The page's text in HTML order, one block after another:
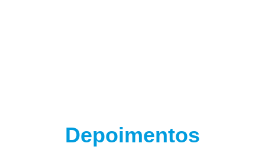
Depoimentos